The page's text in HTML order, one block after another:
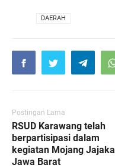
DAERAH
Postingan Lama
RSUD Karawang telah
berpartisipasi dalam
kegiatan Mojang Jajaka
Jawa Barat